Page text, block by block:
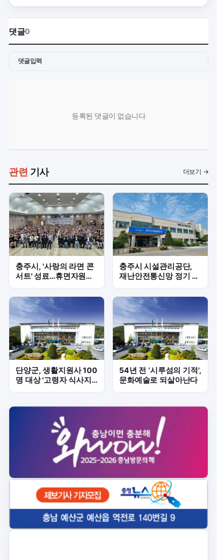
댓글0
댓글입력
등록된 댓글이 없습니다
관련 기사 더보기 →
충주시, '사랑의 라면 콘
서트' 성료…휴면자원봉
사자 400명 나눔 동참
충주시 시설관리공단,
재난안전통신망 정기 교
신으로 신속 대응 역량
강화
단양군, 생활지원사 100
명 대상 '고령자 식사지
원' 실무 교육 실시
54년 전 ‘시루섬의 기적’,
문화예술로 되살아난다